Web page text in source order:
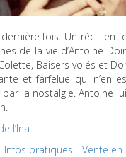
fois. Un récit en
de la vie d’Antoine
Baisers volés et
et farfelue qui n’en
la nostalgie. Antoine
l’Ina
Infos pratiques - Vente en